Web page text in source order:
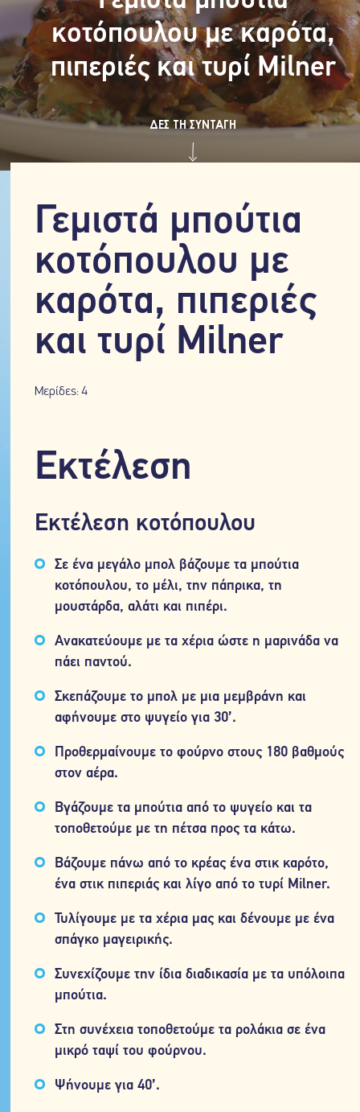
κοτόπουλου με καρότα,
πιπεριές και τυρί Milner
ΔΕΣ ΤΗ ΣΥΝΤΑΓΗ
Γεμιστά μπούτια
κοτόπουλου με
καρότα, πιπεριές
και τυρί Milner
Μερίδες: 4
Εκτέλεση
Εκτέλεση κοτόπουλου
Σε ένα μεγάλο μπολ βάζουμε τα μπούτια
κοτόπουλου, το μέλι, την πάπρικα, τη
μουστάρδα, αλάτι και πιπέρι.
Ανακατεύουμε με τα χέρια ώστε η μαρινάδα να
πάει παντού.
Σκεπάζουμε το μπολ με μια μεμβράνη και
αφήνουμε στο ψυγείο για 30’.
Προθερμαίνουμε το φούρνο στους 180 βαθμούς
στον αέρα.
Βγάζουμε τα μπούτια από το ψυγείο και τα
τοποθετούμε με τη πέτσα προς τα κάτω.
Βάζουμε πάνω από το κρέας ένα στικ καρότο,
ένα στικ πιπεριάς και λίγο από το τυρί Milner.
Τυλίγουμε με τα χέρια μας και δένουμε με ένα
σπάγκο μαγειρικής.
Συνεχίζουμε την ίδια διαδικασία με τα υπόλοιπα
μπούτια.
Στη συνέχεια τοποθετούμε τα ρολάκια σε ένα
μικρό ταψί του φούρνου.
Ψήνουμε για 40’.